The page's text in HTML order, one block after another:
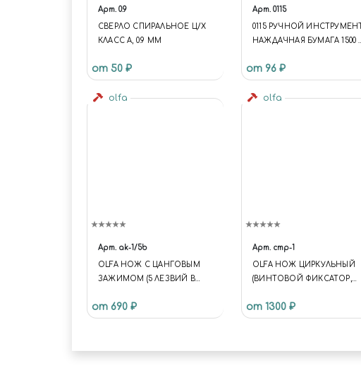
Арт. 0.9
СВЕРЛО СПИРАЛЬНОЕ Ц/Х
КЛАСС А, 0.9 ММ
от 50 ₽
Арт. 0115
0115 РУЧНОЙ ИНСТРУМЕНТ
НАЖДАЧНАЯ БУМАГА 1500
от 96 ₽
olfa
Арт. ak-1/5b
OLFA НОЖ С ЦАНГОВЫМ
ЗАЖИМОМ (5 ЛЕЗВИЙ В
от 690 ₽
olfa
Арт. cmp-1
OLFA НОЖ ЦИРКУЛЬНЫЙ
(ВИНТОВОЙ ФИКСАТОР,
от 1300 ₽